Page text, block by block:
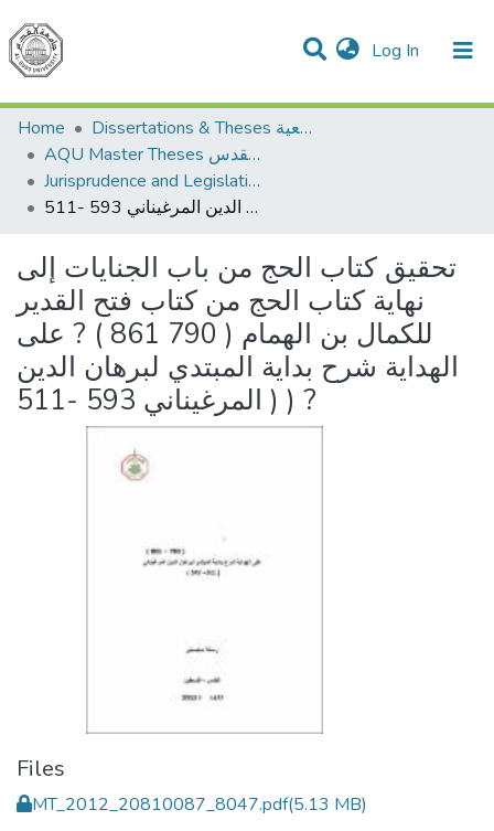
Log In (current)
Communities & Collections
All of DSpace
Home
Dissertations & Theses الرسائل الجامعية
AQU Master Theses الرسائل الجامعية الخاصة بجامعة القدس
Jurisprudence and Legislation الفقه والتشريع
تحقيق كتاب الحج من باب الجنايات إلى نهاية كتاب الحج من كتاب فتح القدير للكمال بن الهمام ( 790 861 ) ? على الهداية شرح بداية المبتدي لبرهان الدين المرغيناني 593 -511 ) ) ?
تحقيق كتاب الحج من باب الجنايات إلى
نهاية كتاب الحج من كتاب فتح القدير
للكمال بن الهمام ( 790 861 ) ? على
الهداية شرح بداية المبتدي لبرهان الدين
المرغيناني 593 -511 ) ) ?
Files
MT_2012_20810087_8047.pdf(5.13 MB)